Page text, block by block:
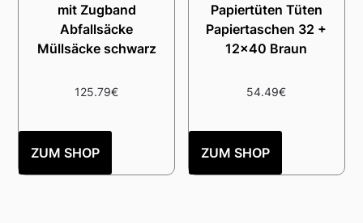
mit Zugband
Abfallsäcke
Müllsäcke schwarz
125.79€
ZUM SHOP
Papiertüten Tüten
Papiertaschen 32 +
12×40 Braun
54.49€
ZUM SHOP